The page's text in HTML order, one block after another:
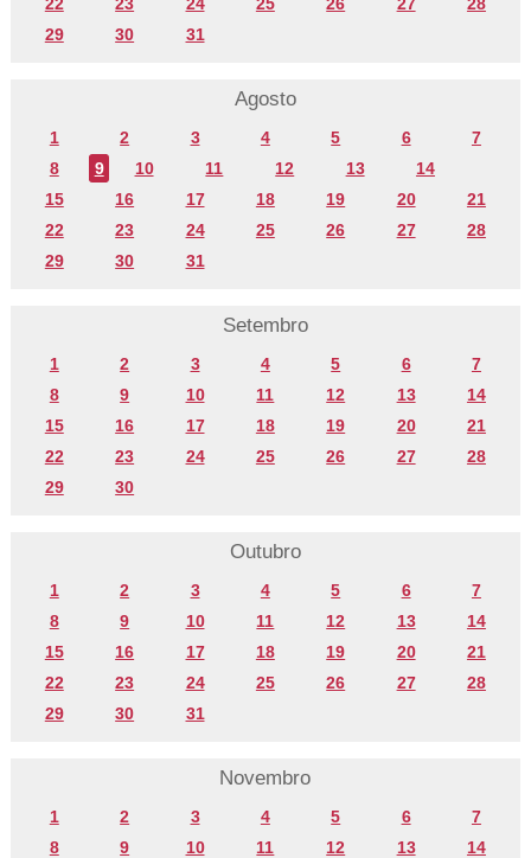
29
30 31
Agosto
1 2 3 4 5 6
7
8
9 10 11 12 13
14
15
16 17 18 19 20
21
22
23 24 25 26 27
28
29
30 31
Setembro
1 2 3 4 5 6
7
8
9 10 11 12 13
14
15
16 17 18 19 20
21
22
23 24 25 26 27
28
29
30
Outubro
1 2 3 4 5 6
7
8
9 10 11 12 13
14
15
16 17 18 19 20
21
22
23 24 25 26 27
28
29
30 31
Novembro
1 2 3 4 5 6
7
8
9 10 11 12 13
14